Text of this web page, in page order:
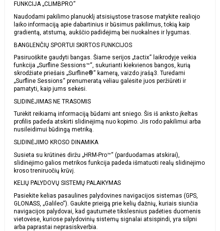
FUNKCIJA „CLIMBPRO“
Naudodami pakilimo planuoklį atsisiųstose trasose matykite realiojo
laiko informaciją apie dabartinius ir būsimus pakilimus, tokią kaip
gradientą, atstumą, aukščio padidėjimą bei nuokalnes ir lygumas.
BANGLENČIŲ SPORTUI SKIRTOS FUNKCIJOS
Pasiruoškite gaudyti bangas. Šiame serijos „tactix“ laikrodyje veikia
funkcija „Surfline Sessions™“, sukurianti kiekvienos bangos, kurią
skrodžiate priešais „Surfline®“ kamerą, vaizdo įrašą3. Turėdami
„Surfline Sessions“ prenumeratą vėliau galėsite juos peržiūrėti ir
pamatyti, kaip jums sekėsi.
SLIDINĖJIMAS NE TRASOMIS
Turėkit reikiamą informaciją būdami ant sniego. Šis iš anksto įkeltas
profilis padeda atskirti slidinėjimą nuo kopimo. Jis rodo pakilimui arba
nusileidimui būdingą metriką.
SLIDINĖJIMO KROSO DINAMIKA
Susieta su krūtinės diržu „HRM-Pro™“ (parduodamas atskirai),
slidinėjimo galios metrikos funkcija padeda išmatuoti realų slidinėjimo
kroso treniruočių krūvį.
KELIŲ PALYDOVŲ SISTEMŲ PALAIKYMAS
Pasiekite kelias pasaulines palydovines navigacijos sistemas (GPS,
GLONASS, „Galileo“). Gaukite prieigą prie kelių dažnių, kuriais siunčia
navigacijos palydovai, kad gautumėte tikslesnius padėties duomenis
vietovėse, kuriose palydovinių sistemų signalai atsispindi, yra silpni
arba paprastai neprasiskverbia.